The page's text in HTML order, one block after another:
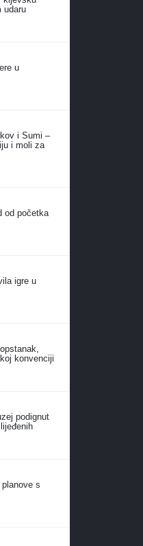
udaru
u
i Sumi –
i moli za
od početka
igre u
konvenciji
podignut
s